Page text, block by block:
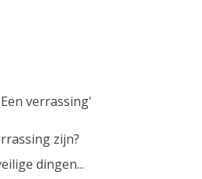
verrassing'
zijn?
dingen...